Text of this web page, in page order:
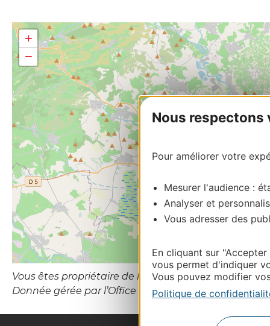
Nous respectons
Pour améliorer votre
Mesurer l'audience :
Analyser et
Vous adresser des
En cliquant sur
vous permet d'indiquer
Vous pouvez modifier
Politique de
+
−
Vous êtes propriétaire de l’établissement ou le
Donnée gérée par l’Office de Tourisme de Béziers